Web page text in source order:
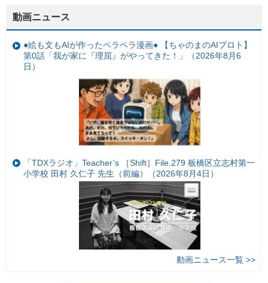
動画ニュース
●絵も文もAIが作ったペラペラ漫画● 【ちゃのまのAIプロト】
第0話「我が家に『理屈』がやってきた！」（2026年8月6
日）
「TDXラジオ」Teacher’s ［Shift］File.279 板橋区立志村第一
小学校 田村 久仁子 先生（前編）（2026年8月4日）
動画ニュース一覧 >>